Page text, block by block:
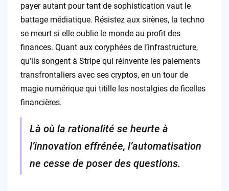
payer autant pour tant de sophistication vaut le
battage médiatique. Résistez aux sirènes, la techno
se meurt si elle oublie le monde au profit des
finances. Quant aux coryphées de l’infrastructure,
qu’ils songent à Stripe qui réinvente les paiements
transfrontaliers avec ses cryptos, en un tour de
magie numérique qui titille les nostalgies de ficelles
financières.
Là où la rationalité se heurte à
l’innovation effrénée, l’automatisation
ne cesse de poser des questions.